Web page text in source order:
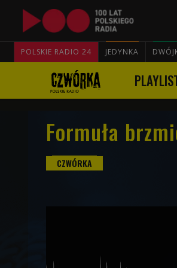
POLSKIE RADIO 24 JEDYNKA
Formuła